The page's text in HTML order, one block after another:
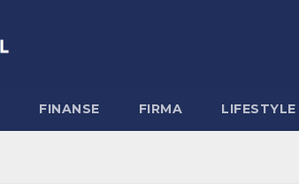
FINANSE FIRMA LIFESTYLE